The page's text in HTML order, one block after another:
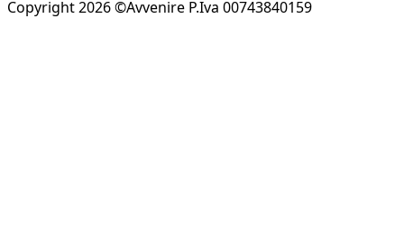
Copyright 2026 ©Avvenire P.Iva 00743840159